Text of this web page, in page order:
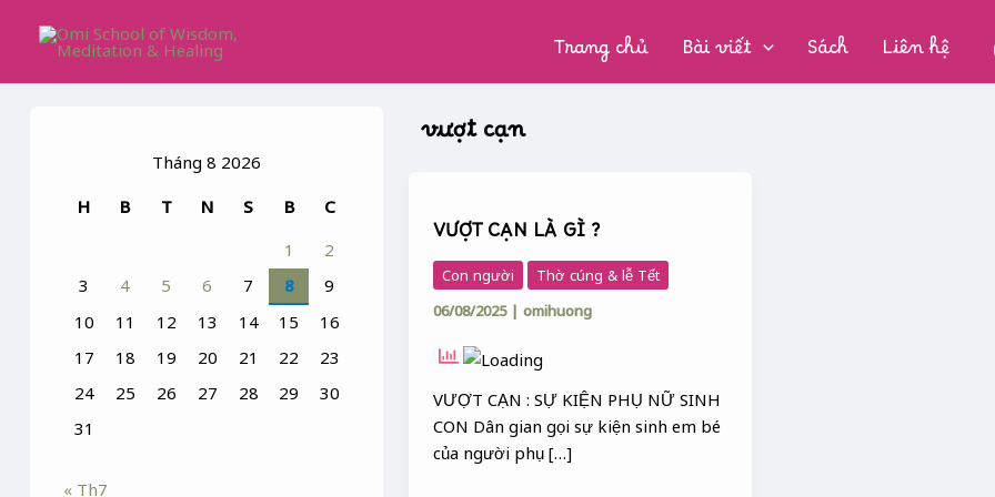
Trang chủ Bài viết Sách Liên hệ
Tháng 8 2026
H
B T N S B
C
1
2
3
4 5 6 7 8
9
10
11 12 13 14 15
16
17
18 19 20 21 22
23
24
25 26 27 28 29
30
31
« Th7
vượt cạn
VƯỢT CẠN LÀ GÌ ?
Con người
Thờ cúng & lễ Tết
06/08/2025 |omihuong
VƯỢT CẠN : SỰ KIỆN PHỤ NỮ SINH
CON Dân gian gọi sự kiện sinh em bé
của người phụ […]
LÀ
GÌ
?